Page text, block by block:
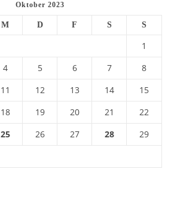
Oktober 2023
M D F S S
1
4 5 6 7
8
11 12 13 14
15
18 19 20 21
22
25 26 27 28
29